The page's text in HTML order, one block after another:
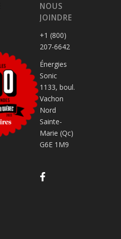
NOUS
JOINDRE
+1 (800)
207-6642
Énergies
Sonic
1133, boul.
Vachon
Nord
Sainte-
Marie (Qc)
G6E 1M9